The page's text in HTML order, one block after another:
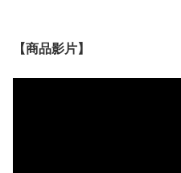
【商品影片】